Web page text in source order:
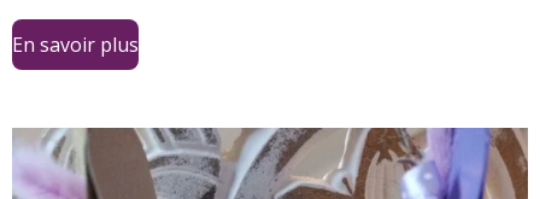
En savoir plus